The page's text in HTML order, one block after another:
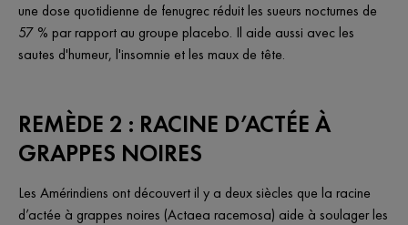
une dose quotidienne de fenugrec réduit les sueurs nocturnes de
57 % par rapport au groupe placebo. Il aide aussi avec les
sautes d'humeur, l'insomnie et les maux de tête.
REMÈDE 2 : RACINE D’ACTÉE À
GRAPPES NOIRES
Les Amérindiens ont découvert il y a deux siècles que la racine
d’actée à grappes noires (Actaea racemosa) aide à soulager les